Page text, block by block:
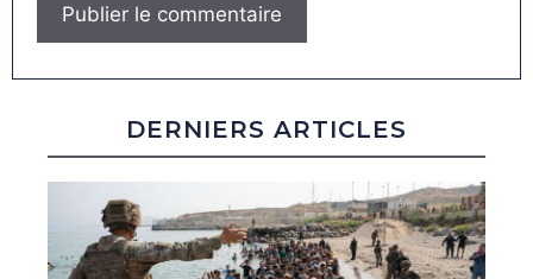
DERNIERS ARTICLES